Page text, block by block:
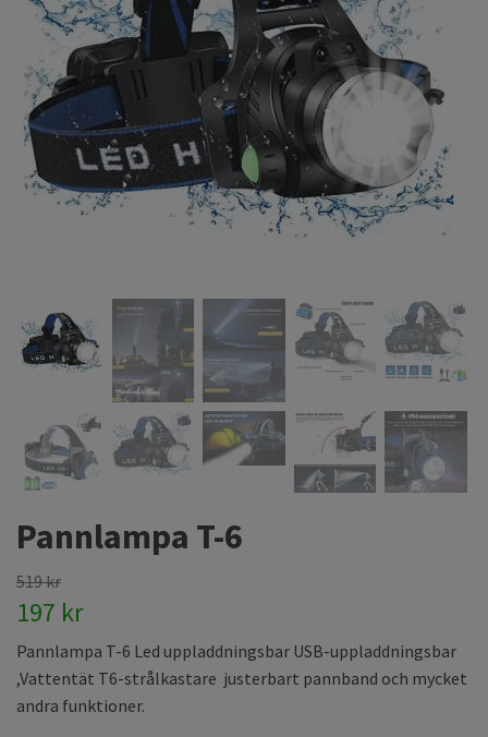
Pannlampa T-6
519 kr
197 kr
Pannlampa T-6 Led uppladdningsbar USB-uppladdningsbar
,Vattentät T6-strålkastare justerbart pannband och mycket
andra funktioner.